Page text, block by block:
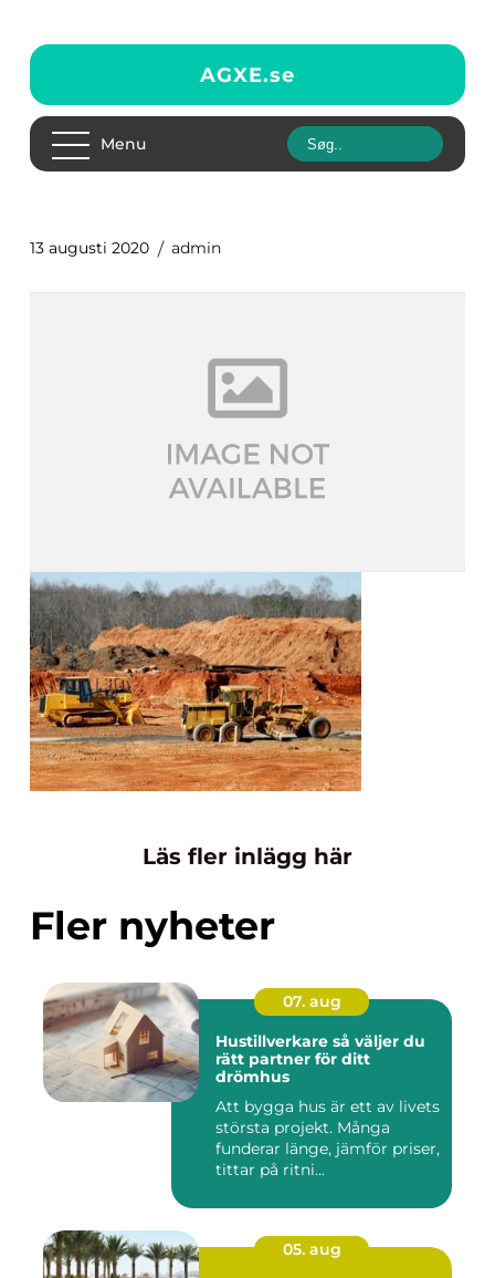
AGXE.se
Menu
13 augusti 2020 admin
Läs fler inlägg här
Fler nyheter
07. aug
Hustillverkare så väljer du
rätt partner för ditt
drömhus
Att bygga hus är ett av livets
största projekt. Många
funderar länge, jämför priser,
tittar på ritni...
05. aug